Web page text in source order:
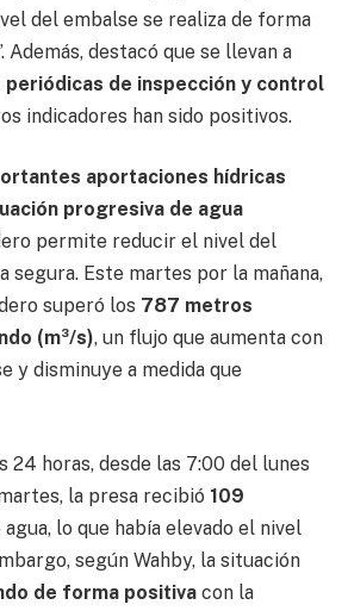
del embalse se realiza de forma
Además, destacó que se llevan a
periódicas de inspección y control
indicadores han sido positivos.
aportaciones hídricas
progresiva de agua
permite reducir el nivel del
segura. Este martes por la mañana,
superó los 787 metros
(m³/s), un flujo que aumenta con
y disminuye a medida que
24 horas, desde las 7:00 del lunes
la presa recibió 109
agua, lo que había elevado el nivel
según Wahby, la situación
de forma positiva con la